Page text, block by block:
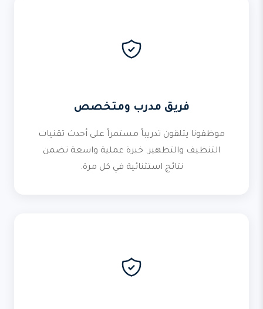
فريق مدرب ومتخصص
موظفونا يتلقون تدريباً مستمراً على أحدث تقنيات
التنظيف والتطهير. خبرة عملية واسعة تضمن
نتائج استثنائية في كل مرة.